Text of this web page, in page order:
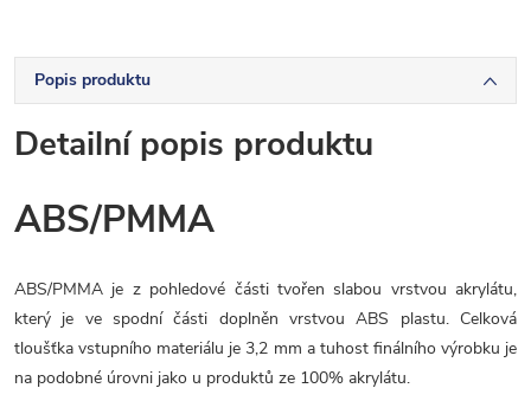
Popis produktu
Detailní popis produktu
ABS/PMMA
ABS/PMMA je z pohledové části tvořen slabou vrstvou akrylátu,
který je ve spodní části doplněn vrstvou ABS plastu. Celková
tloušťka vstupního materiálu je 3,2 mm a tuhost finálního výrobku je
na podobné úrovni jako u produktů ze 100% akrylátu.